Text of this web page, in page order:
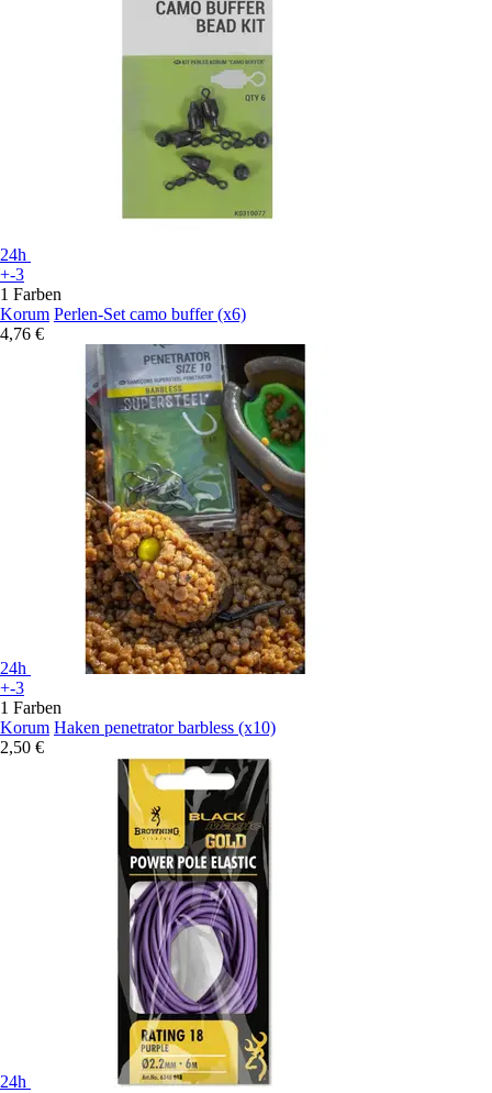
24h
+-3
1 Farben
Korum Perlen-Set camo buffer (x6)
4,76 €
24h
+-3
1 Farben
Korum Haken penetrator barbless (x10)
2,50 €
24h